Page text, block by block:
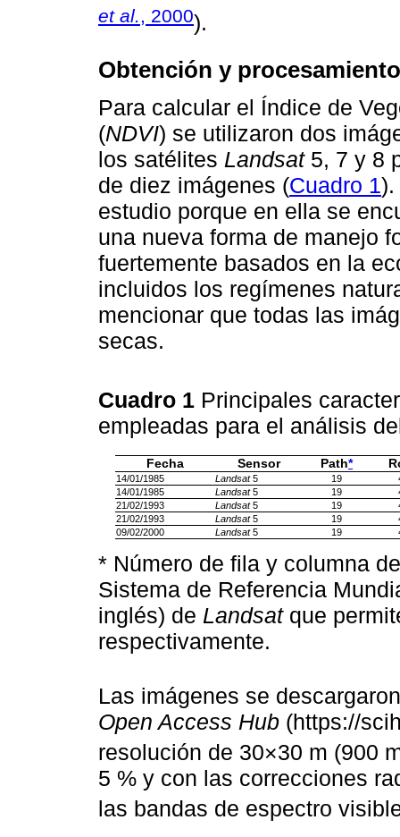
et al., 2000).
Obtención y
Para calcular el Índice de
(NDVI) se utilizaron dos
los satélites Landsat5, 7 y 8
de diez imágenes (Cuadro 1).
estudio porque en ella se
una nueva forma de manejo
fuertemente basados en la
incluidos los regímenes
mencionar que todas las
secas.
Cuadro 1 Principales
empleadas para el análisis
Fecha Sensor Path*
14/01/1985 Landsat5 19
14/01/1985
Landsat5 19
21/02/1993
Landsat5 19
21/02/1993
Landsat5 19
09/02/2000
Landsat5 19
* Número de fila y columna
Sistema de Referencia
inglés) de Landsatque
respectivamente.
Las imágenes se
Open Access Hub (https://
resolución de 30×30 m (900
5 % y con las correcciones
las bandas de espectro